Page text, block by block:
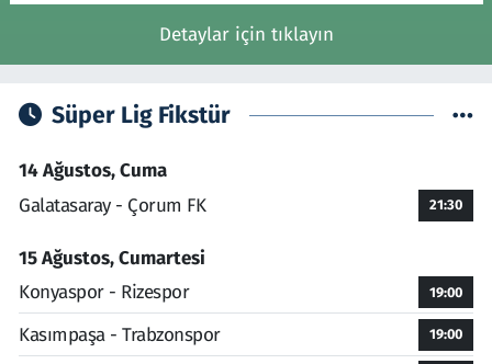
Detaylar için tıklayın
Süper Lig Fikstür
14 Ağustos, Cuma
Galatasaray - Çorum FK
21:30
15 Ağustos, Cumartesi
Konyaspor - Rizespor
19:00
Kasımpaşa - Trabzonspor 19:00